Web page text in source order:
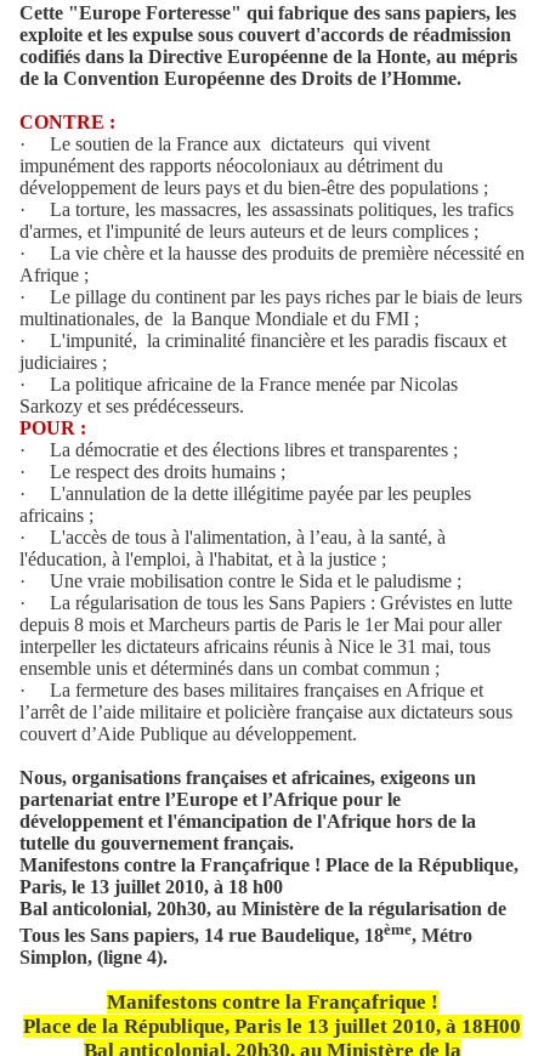
Cette "Europe Forteresse" qui fabrique des sans papiers, les
exploite et les expulse sous couvert d'accords de réadmission
codifiés dans la Directive Européenne de la Honte, au mépris
de la Convention Européenne des Droits de l’Homme.
CONTRE :
·
Le soutien de la France aux dictateurs qui vivent
impunément des rapports néocoloniaux au détriment du
développement de leurs pays et du bien-être des populations ;
·
La torture, les massacres, les assassinats politiques, les trafics
d'armes, et l'impunité de leurs auteurs et de leurs complices ;
·
La vie chère et la hausse des produits de première nécessité en
Afrique ;
·
Le pillage du continent par les pays riches par le biais de leurs
multinationales, de la Banque Mondiale et du FMI ;
·
L'impunité, la criminalité financière et les paradis fiscaux et
judiciaires ;
·
La politique africaine de la France menée par Nicolas
Sarkozy et ses prédécesseurs.
POUR :
·
La démocratie et des élections libres et transparentes ;
·
Le respect des droits humains ;
·
L'annulation de la dette illégitime payée par les peuples
africains ;
·
L'accès de tous à l'alimentation, à l’eau, à la santé, à
l'éducation, à l'emploi, à l'habitat, et à la justice ;
·
Une vraie mobilisation contre le Sida et le paludisme ;
·
La régularisation de tous les Sans Papiers : Grévistes en lutte
depuis 8 mois et Marcheurs partis de Paris le 1er Mai pour aller
interpeller les dictateurs africains réunis à Nice le 31 mai, tous
ensemble unis et déterminés dans un combat commun ;
·
La fermeture des bases militaires françaises en Afrique et
l’arrêt de l’aide militaire et policière française aux dictateurs sous
couvert d’Aide Publique au développement.
Nous, organisations françaises et africaines, exigeons un
partenariat entre l’Europe et l’Afrique pour le
développement et l'émancipation de l'Afrique hors de la
tutelle du gouvernement français.
Manifestons contre la Françafrique ! Place de la République,
Paris, le 13 juillet 2010, à 18 h00
Bal anticolonial, 20h30, au Ministère de la régularisation de
Tous les Sans papiers, 14 rue Baudelique, 18ème, Métro
Simplon, (ligne 4).
Manifestons contre la Françafrique !
Place de la République, Paris le 13 juillet 2010, à 18H00
Bal anticolonial, 20h30, au Ministère de la